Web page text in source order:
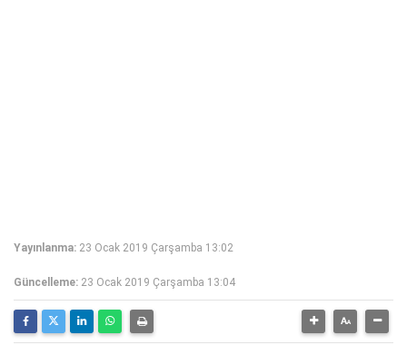
Yayınlanma: 23 Ocak 2019 Çarşamba 13:02
Güncelleme: 23 Ocak 2019 Çarşamba 13:04